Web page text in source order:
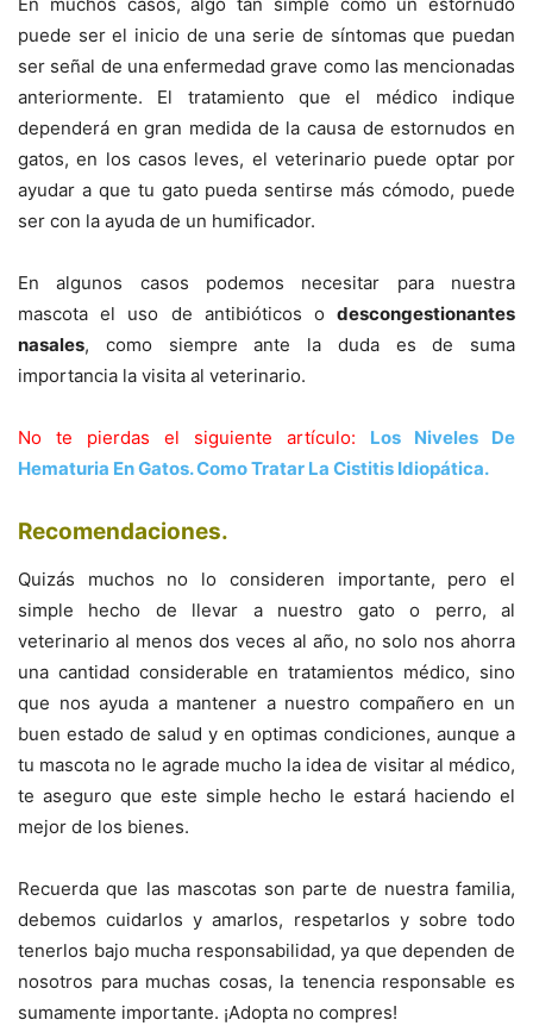
puede ser el inicio de una serie de síntomas que puedan
ser señal de una enfermedad grave como las mencionadas
anteriormente. El tratamiento que el médico indique
dependerá en gran medida de la causa de estornudos en
gatos, en los casos leves, el veterinario puede optar por
ayudar a que tu gato pueda sentirse más cómodo, puede
ser con la ayuda de un humificador.
En algunos casos podemos necesitar para nuestra
mascota el uso de antibióticos o descongestionantes
nasales, como siempre ante la duda es de suma
importancia la visita al veterinario.
No te pierdas el siguiente artículo: Los Niveles De
Hematuria En Gatos. Como Tratar La Cistitis Idiopática.
Recomendaciones.
Quizás muchos no lo consideren importante, pero el
simple hecho de llevar a nuestro gato o perro, al
veterinario al menos dos veces al año, no solo nos ahorra
una cantidad considerable en tratamientos médico, sino
que nos ayuda a mantener a nuestro compañero en un
buen estado de salud y en optimas condiciones, aunque a
tu mascota no le agrade mucho la idea de visitar al médico,
te aseguro que este simple hecho le estará haciendo el
mejor de los bienes.
Recuerda que las mascotas son parte de nuestra familia,
debemos cuidarlos y amarlos, respetarlos y sobre todo
tenerlos bajo mucha responsabilidad, ya que dependen de
nosotros para muchas cosas, la tenencia responsable es
sumamente importante. ¡Adopta no compres!